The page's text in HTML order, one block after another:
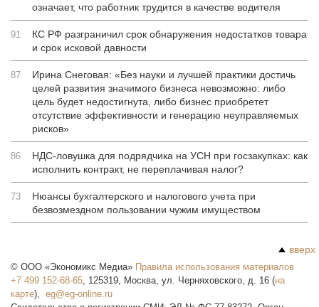
означает, что работник трудится в качестве водителя
91
КС РФ разграничил срок обнаружения недостатков товара
и срок исковой давности
87
Ирина Снеговая: «Без науки и лучшей практики достичь
целей развития значимого бизнеса невозможно: либо
цель будет недостигнута, либо бизнес приобретет
отсутствие эффективности и генерацию неуправляемых
рисков»
86
НДС-ловушка для подрядчика на УСН при госзакупках: как
исполнить контракт, не переплачивая налог?
73
Нюансы бухгалтерского и налогового учета при
безвозмездном пользовании чужим имуществом
вверх
© ООО «Экономикс Медиа» Правила использования материалов
+7 499 152-68-65 125319 Москва ул. Черняховского, д. 16 (на
карте),